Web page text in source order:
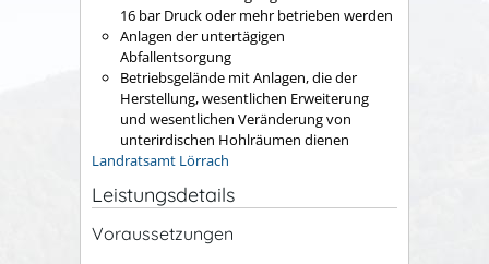
16 bar Druck oder mehr betrieben werden
Anlagen der untertägigen
Abfallentsorgung
Betriebsgelände mit Anlagen, die der
Herstellung, wesentlichen Erweiterung
und wesentlichen Veränderung von
unterirdischen Hohlräumen dienen
Landratsamt Lörrach
Leistungsdetails
Voraussetzungen